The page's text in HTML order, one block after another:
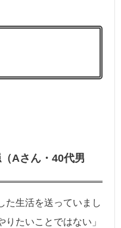
Aさん・40代男
た生活を送っていまし
たいことではない」